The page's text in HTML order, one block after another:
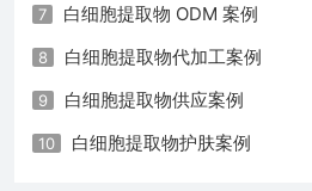
7 白细胞提取物 ODM 案例
8 白细胞提取物代加工案例
9 白细胞提取物供应案例
10 白细胞提取物护肤案例